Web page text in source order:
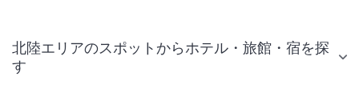
北陸エリアのスポットからホテル・旅館・宿を探
す